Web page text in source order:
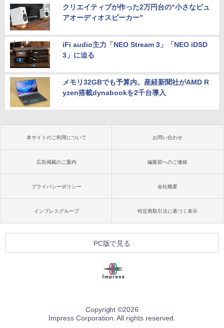
クリエイティブが作った2万円台の“小さなピュ
アオーディオスピーカー”
iFi audio主力「NEO Stream 3」「NEO iDSD
3」に迫る
メモリ32GBでも予算内。産経新聞社がAMD R
yzen搭載dynabookを2千台導入
本サイトのご利用について お問い合わせ
広告掲載のご案内 編集部へのご連絡
プライバシーポリシー 会社概要
インプレスグループ 特定商取引法に基づく表示
PC版で見る
Copyright ©2026
Impress Corporation. All rights reserved.